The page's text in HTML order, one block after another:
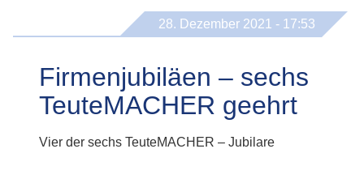
28. Dezember 2021 - 17:53
Firmenjubiläen – sechs
TeuteMACHER geehrt
Vier der sechs TeuteMACHER – Jubilare